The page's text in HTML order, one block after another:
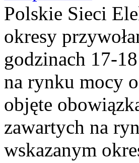
Polskie Sieci
okresy
godzinach 17-
na rynku mocy
objęte
zawartych na
wskazanym